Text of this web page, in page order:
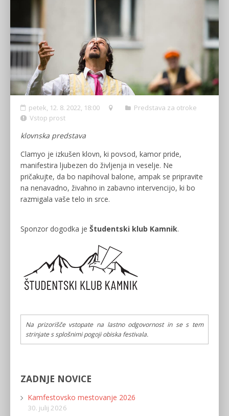
petek, 12. 8. 2022, 18:00
Predstava za otroke
Vstop prost
klovnska predstava
Clamyo je izkušen klovn, ki povsod, kamor pride,
manifestira ljubezen do življenja in veselje. Ne
pričakujte, da bo napihoval balone, ampak se pripravite
na nenavadno, živahno in zabavno intervencijo, ki bo
razmigala vaše telo in srce.
Sponzor dogodka je Študentski klub Kamnik.
Na prizorišče vstopate na lastno odgovornost in se s tem
strinjate s splošnimi pogoji obiska festivala.
ZADNJE NOVICE
Kamfestovsko mestovanje 2026
30. julij 2026